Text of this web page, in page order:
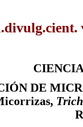
DE